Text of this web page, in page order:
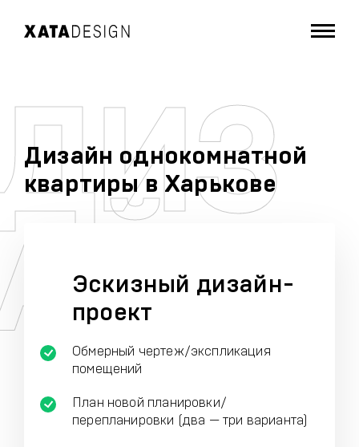
Дизайн однокомнатной
квартиры в Харькове
Эскизный дизайн-
проект
Обмерный чертеж/экспликация
помещений
План новой планировки/
перепланировки (два — три варианта)